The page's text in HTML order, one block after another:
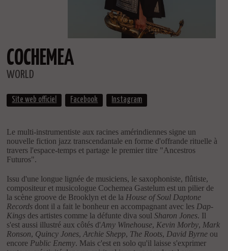
COCHEMEA
WORLD
Site web officiel Facebook Instagram
Le multi-instrumentiste aux racines amérindiennes signe un
nouvelle fiction jazz transcendantale en forme d'offrande rituelle à
travers l'espace-temps et partage le premier titre "Ancestros
Futuros".
Issu d'une longue lignée de musiciens, le saxophoniste, flûtiste,
compositeur et musicologue Cochemea Gastelum est un pilier de
la scène groove de Brooklyn et de la House of Soul Daptone
Records dont il a fait le bonheur en accompagnant avec les Dap-
Kings des artistes comme la défunte diva soulSharon Jones. Il
s'est aussi illustré aux côtés d'Amy Winehouse, Kevin Morby, Mark
Ronson, Quincy Jones,Archie Shepp, The Roots, David Byrne ou
encore Public Enemy. Mais c'est en solo qu'il laisse s'exprimer